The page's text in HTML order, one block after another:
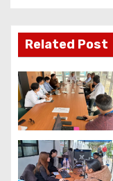
a
c
i
ó
n
d
Related Post